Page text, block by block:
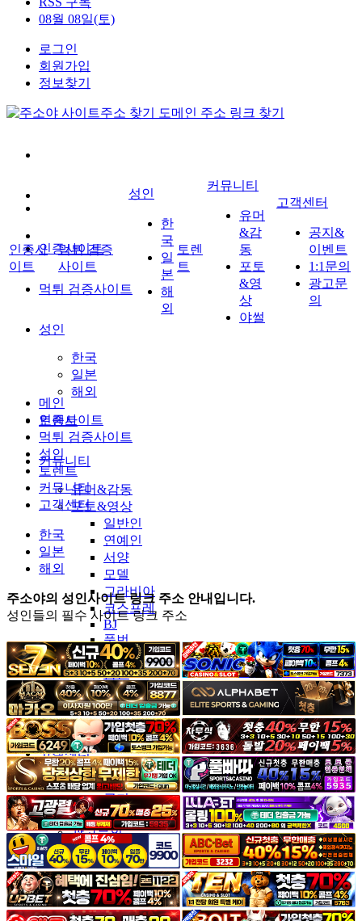
08월 08일(토)
로그인
회원가입
정보찾기
인증사이트
먹튀 검증사이트
성인
한국
일본
해외
토렌트
커뮤니티
유머&감동
포토&영상
일반인
연예인
서양
모델
그라비아
코스프레
BJ
품번
후방주의
움짤
스포츠
기타
야썰
고객센터
공지&이벤트
공지
1:1문의
광고문의
인증사
이트
먹튀 검증
사이트
성인
한
국
일
본
해
외
토렌
트
커뮤니티
유머
&감
동
포토
&영
상
야썰
고객센터
공지&
이벤트
1:1문의
광고문
의
메인
인증사이트
먹튀 검증사이트
성인
토렌트
커뮤니티
고객센터
한국
일본
해외
주소야의 성인사이트 링크 주소 안내입니다.
성인들의 필수 사이트 링크 주소